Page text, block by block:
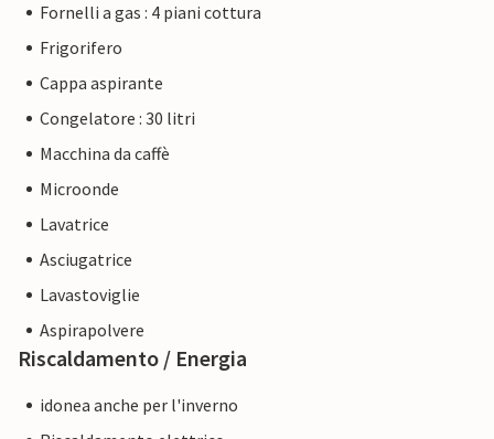
Fornelli a gas : 4 piani cottura
Frigorifero
Cappa aspirante
Congelatore : 30 litri
Macchina da caffè
Microonde
Lavatrice
Asciugatrice
Lavastoviglie
Aspirapolvere
Riscaldamento / Energia
idonea anche per l'inverno